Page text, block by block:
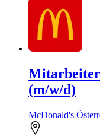
(m/w/d)
McDonald's